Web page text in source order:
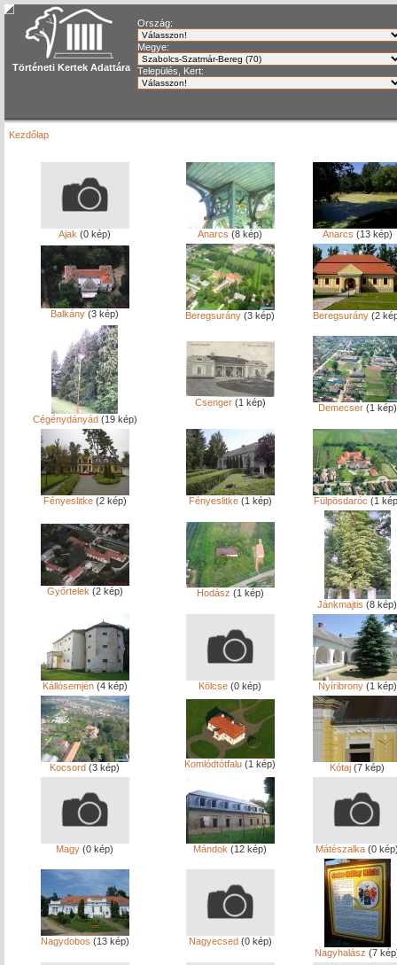
Történeti Kertek Adattára
Ország:
Megye:
Település, Kert:
Kezdőlap
Ajak (0 kép) Anarcs (8 kép) Anarcs (13 kép)
Balkány (3 kép) Beregsurány (3 kép) Beregsurány(2
Cégénydányád(19 kép)
Csenger(1 kép) Demecser(1 kép)
Fényeslitke(2 kép) Fényeslitke(1 kép) Fülpösdaróc (1
Győrtelek (2 kép) Hodász (1 kép)
Jánkmajtis (8 kép)
Kállósemjén(4 kép) Kölcse (0 kép) Nyíribrony(1 kép)
Kocsord (3 kép) Komlódtótfalu (1 kép) Kótaj (7 kép)
Magy (0 kép) Mándok (12 kép) Mátészalka (0
Nagydobos (13 kép) Nagyecsed(0 kép)
Nagyhalász (7